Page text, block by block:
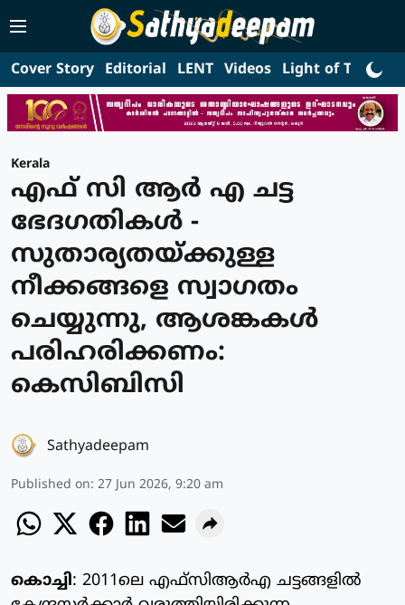
Cover Story Editorial LENT Videos Light of Truth
Kerala
എഫ് സി ആര്‍ എ ചട്ട
ഭേദഗതികള്‍ -
സുതാര്യതയ്ക്കുള്ള
നീക്കങ്ങളെ സ്വാഗതം
ചെയ്യുന്നു, ആശങ്കകള്‍
പരിഹരിക്കണം:
കെസിബിസി
Sathyadeepam
Published on: 27 Jun 2026, 9:20 am
കൊച്ചി: 2011ലെ എഫ്സിആര്‍എ ചട്ടങ്ങളില്‍